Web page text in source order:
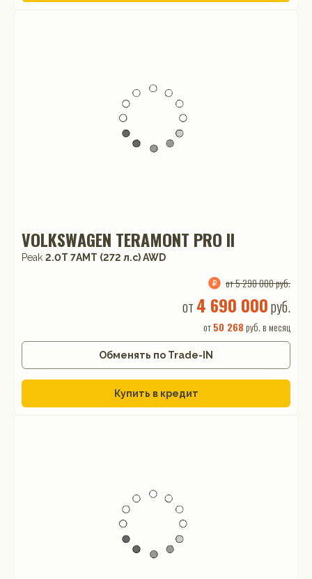
VOLKSWAGEN TERAMONT PRO II
Peak 2.0T 7AMT (272 л.с) AWD
от 5 290 000 руб.
от 4 690 000руб.
от50 268 руб. в месяц
Обменять по Trade-IN
Купить в кредит